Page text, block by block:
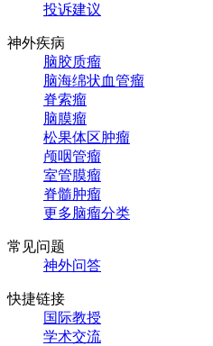
投诉建议
神外疾病
脑胶质瘤
脑海绵状血管瘤
脊索瘤
脑膜瘤
松果体区肿瘤
颅咽管瘤
室管膜瘤
脊髓肿瘤
更多脑瘤分类
常见问题
神外问答
快捷链接
国际教授
学术交流